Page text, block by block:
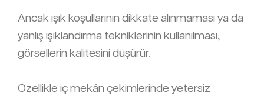
Ancak ışık koşullarının dikkate alınmaması ya da
yanlış ışıklandırma tekniklerinin kullanılması,
görsellerin kalitesini düşürür.
Özellikle iç mekân çekimlerinde yetersiz